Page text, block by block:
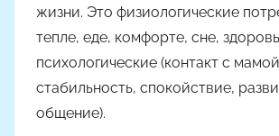
жизни. Это физиологические
тепле, еде, комфорте, сне,
психологические (контакт с
стабильность, спокойствие,
общение).